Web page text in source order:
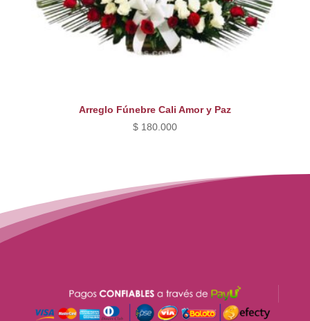
Arreglo Fúnebre Cali Amor y Paz
$180.000